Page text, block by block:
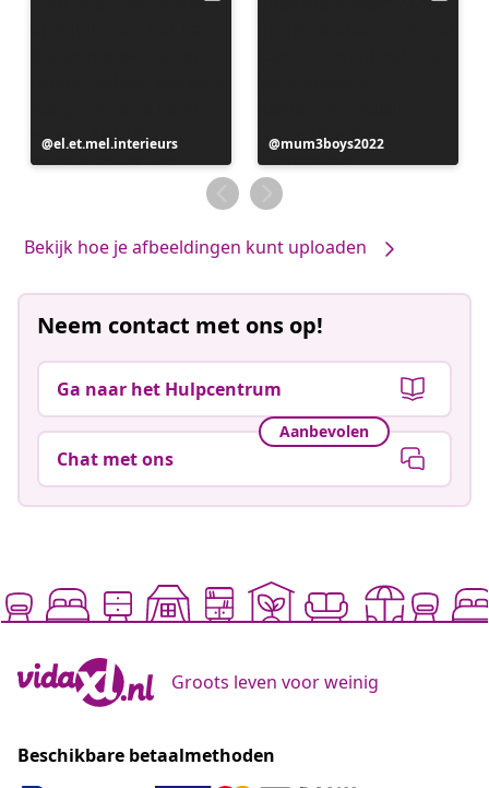
Bericht
gepubliceerd
el.et.mel.interieurs
Bericht
gepubliceerd
door
mum3boys2022
Bekijk hoe je afbeeldingen kunt uploaden
Neem contact met ons op!
Ga naar het Hulpcentrum
Aanbevolen
Chat met ons
Groots leven voor weinig
Beschikbare betaalmethoden